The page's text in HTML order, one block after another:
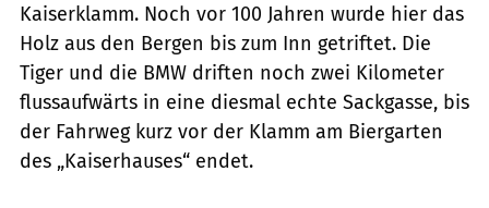
Kaiserklamm. Noch vor 100 Jahren wurde hier das
Holz aus den Bergen bis zum Inn getriftet. Die
Tiger und die BMW driften noch zwei Kilometer
flussaufwärts in eine diesmal echte Sackgasse, bis
der Fahrweg kurz vor der Klamm am Biergarten
des „Kaiserhauses“ endet.